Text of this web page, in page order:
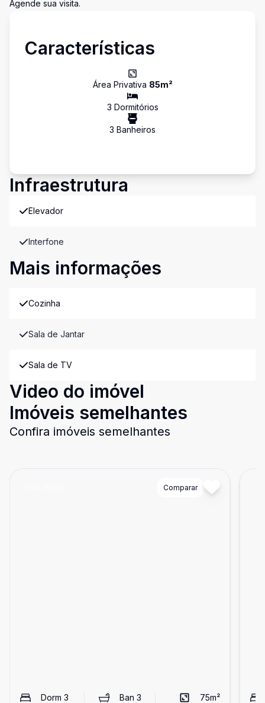
Agende sua visita.
Características
Área Privativa 85m²
3 Dormitórios
3 Banheiros
Infraestrutura
Elevador
Interfone
Mais informações
Cozinha
Sala de Jantar
Sala de TV
Video do imóvel
Imóveis semelhantes
Confira imóveis semelhantes
Comparar
Dorm 3 Ban3 75m²